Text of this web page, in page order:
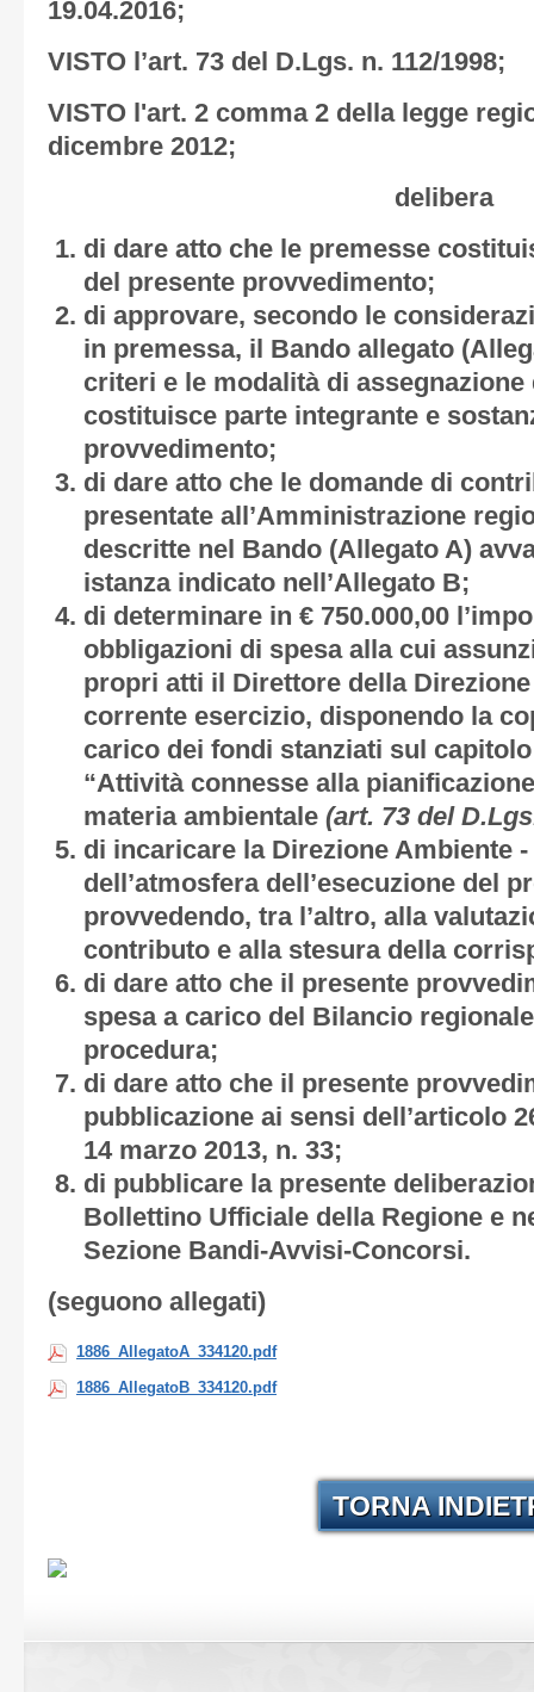
19.04.2016;
VISTO l’art. 73 del D.Lgs. n. 112/1998;
VISTO l'art. 2 comma 2 della legge
dicembre 2012;
delibera
di dare atto che le premesse
del presente provvedimento;
di approvare, secondo le
in premessa, il Bando allegato (
criteri e le modalità di
costituisce parte integrante e
provvedimento;
di dare atto che le domande di
presentate all’Amministrazione
descritte nel Bando (Allegato A)
istanza indicato nell’Allegato B;
di determinare in € 750.000,00
obbligazioni di spesa alla cui
propri atti il Direttore della
corrente esercizio, disponendo la
carico dei fondi stanziati sul
“Attività connesse alla
materia ambientale (art. 73 del
di incaricare la Direzione Ambiente -
dell’atmosfera dell’esecuzione del
provvedendo, tra l’altro, alla
contributo e alla stesura della
di dare atto che il presente
spesa a carico del Bilancio
procedura;
di dare atto che il presente
pubblicazione ai sensi dell’articolo
14 marzo 2013, n. 33;
di pubblicare la presente
Bollettino Ufficiale della Regione e
Sezione Bandi-Avvisi-Concorsi.
(seguono allegati)
1886_AllegatoA_334120.pdf
1886_AllegatoB_334120.pdf
TORNA